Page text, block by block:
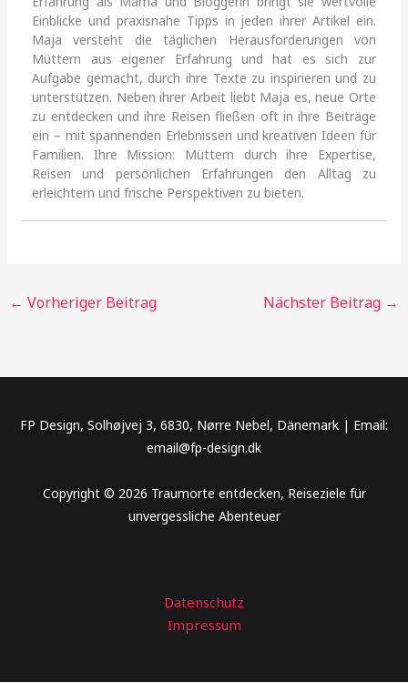
Einblicke und praxisnahe Tipps in jeden ihrer Artikel ein.
Maja versteht die täglichen Herausforderungen von
Müttern aus eigener Erfahrung und hat es sich zur
Aufgabe gemacht, durch ihre Texte zu inspirieren und zu
unterstützen. Neben ihrer Arbeit liebt Maja es, neue Orte
zu entdecken und ihre Reisen fließen oft in ihre Beiträge
ein – mit spannenden Erlebnissen und kreativen Ideen für
Familien. Ihre Mission: Müttern durch ihre Expertise,
Reisen und persönlichen Erfahrungen den Alltag zu
erleichtern und frische Perspektiven zu bieten.
← Vorheriger Beitrag Nächster Beitrag →
FP Design, Solhøjvej 3, 6830, Nørre Nebel, Dänemark | Email:
email@fp-design.dk
Copyright © 2026 Traumorte entdecken, Reiseziele für
unvergessliche Abenteuer
Datenschutz
Impressum